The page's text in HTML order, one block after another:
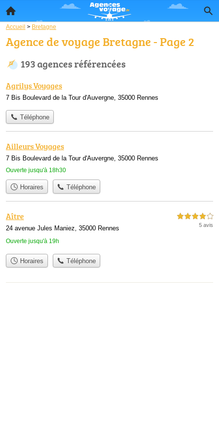
Accueil > Bretagne
Agence de voyage Bretagne - Page 2
193 agences référencées
Agrilys Voyages
7 Bis Boulevard de la Tour d'Auvergne, 35000 Rennes
Téléphone
Ailleurs Voyages
7 Bis Boulevard de la Tour d'Auvergne, 35000 Rennes
Ouverte jusqu'à 18h30
Horaires Téléphone
Aître
24 avenue Jules Maniez, 35000 Rennes
Ouverte jusqu'à 19h
4,0 étoiles sur 5
5 avis
Horaires Téléphone